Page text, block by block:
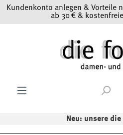
Zum Hauptinhalt springen
Kundenkonto anlegen & Vorteile
ab 30 € &
Neu: unsere